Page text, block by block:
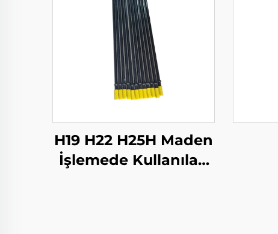
H19 H22 H25H Maden
İşlemede Kullanılan